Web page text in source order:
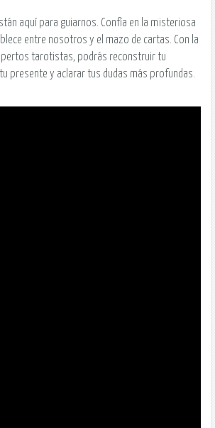
aquí para guiarnos. Confía en la misteriosa
entre nosotros y el mazo de cartas. Con la
tarotistas, podrás reconstruir tu
presente y aclarar tus dudas más profundas.